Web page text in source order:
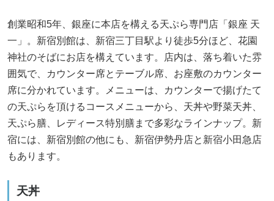
創業昭和5年、銀座に本店を構える天ぷら専門店「銀座 天
一」。新宿別館は、新宿三丁目駅より徒歩5分ほど、花園
神社のそばにお店を構えています。店内は、落ち着いた雰
囲気で、カウンター席とテーブル席、お座敷のカウンター
席に分かれています。メニューは、カウンターで揚げたて
の天ぷらを頂けるコースメニューから、天丼や野菜天丼、
天ぷら膳、レディース特別膳まで多彩なラインナップ。新
宿には、新宿別館の他にも、新宿伊勢丹店と新宿小田急店
もあります。
天丼